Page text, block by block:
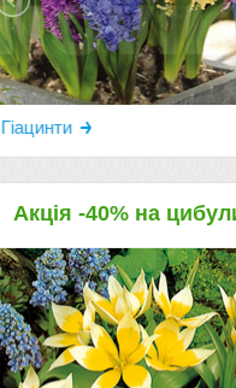
Гіацинти
Акція -40% на